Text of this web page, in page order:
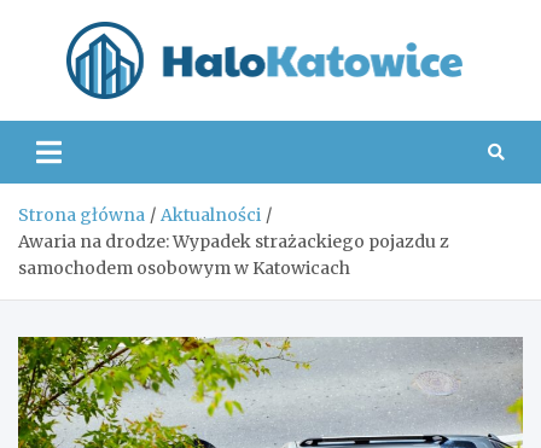
Strona główna
Aktualności
Awaria na drodze: Wypadek strażackiego pojazdu z
samochodem osobowym w Katowicach